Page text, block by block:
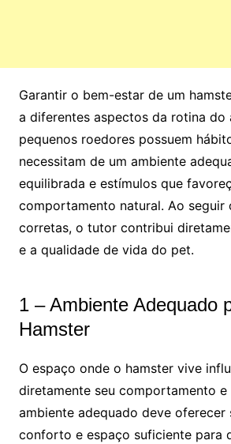
Garantir o bem-estar de um
a diferentes aspectos da rotina do
pequenos roedores possuem
necessitam de um ambiente
equilibrada e estímulos que
comportamento natural. Ao seguir
corretas, o tutor contribui
e a qualidade de vida do pet.
1 – Ambiente Adequado
Hamster
O espaço onde o hamster vive
diretamente seu comportamento e
ambiente adequado deve oferecer
conforto e espaço suficiente para